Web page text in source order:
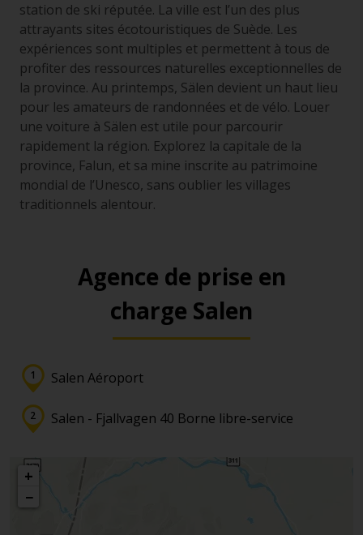
station de ski réputée. La ville est l’un des plus
attrayants sites écotouristiques de Suède. Les
expériences sont multiples et permettent à tous de
profiter des ressources naturelles exceptionnelles de
la province. Au printemps, Sälen devient un haut lieu
pour les amateurs de randonnées et de vélo. Louer
une voiture à Sälen est utile pour parcourir
rapidement la région. Explorez la capitale de la
province, Falun, et sa mine inscrite au patrimoine
mondial de l’Unesco, sans oublier les villages
traditionnels alentour.
Agence de prise en
charge Salen
Salen Aéroport
Salen - Fjallvagen 40 Borne libre-service
+
−